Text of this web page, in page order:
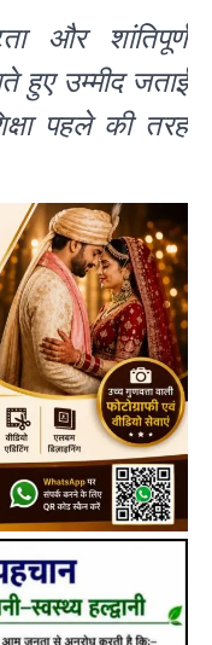
और शांतिपूर्ण
हुए उम्मीद जताई
पहले की तरह